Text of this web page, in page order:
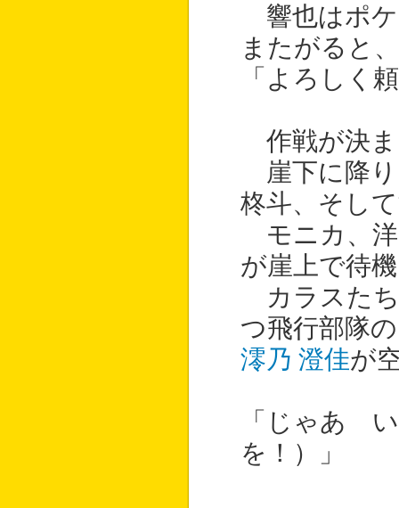
響也はポケ
またがると
「よろしく
作戦が決
崖下に降り
柊斗、そし
モニカ、洋
が崖上で待
カラスたち
つ飛行部隊の
澪乃 澄佳が
「じゃあ
を！）」